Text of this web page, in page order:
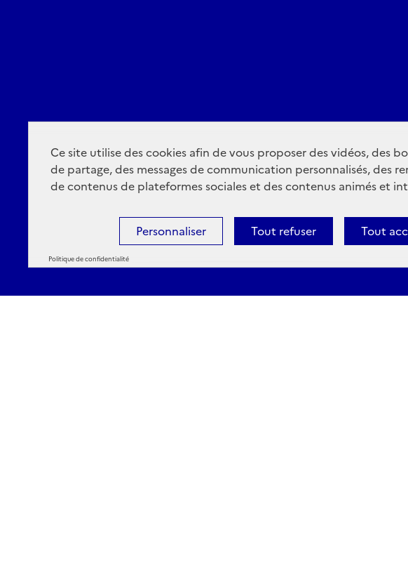
Ce site utilise des cookies afin de vous proposer des vidéos, des
de partage, des messages de communication personnalisés, des
de contenus de plateformes sociales et des contenus animés et
Tout
Tout refuser
Personnaliser
Politique de confidentialité